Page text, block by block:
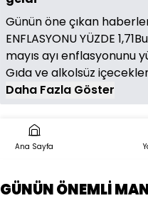
Günün öne çıkan
ENFLASYONU YÜZDE
mayıs ayı enflasyonunu
Gıda ve alkolsüz
Daha Fazla Göster
Ana Sayfa
GÜNÜN ÖNEMLİ